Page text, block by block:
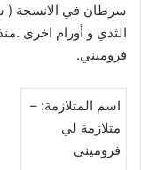
سرطان في الانسجة (
الثدي و أورام اخرى
فروميني.
اسم المتلازمة: –
متلازمة لي
فروميني